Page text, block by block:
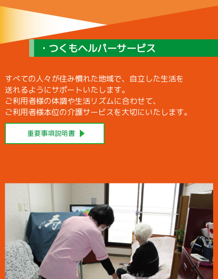
・つくもヘルパーサービス
すべての人々が住み慣れた地域で、自立した生活を
送れるようにサポートいたします。
ご利用者様の体調や生活リズムに合わせて、
ご利用者様本位の介護サービスを大切にいたします。
重要事項説明書